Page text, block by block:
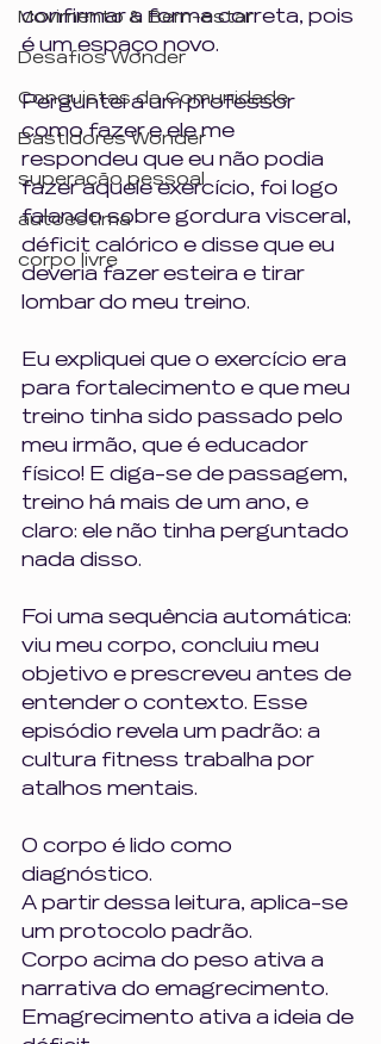
Movimento & Bem-estar
Desafios Wonder
Conquistas da Comunidade
Bastidores Wonder
superação pessoal
autoestima
corpo livre
confirmar a forma correta, pois
é um espaço novo.
Perguntei a um professor
como fazer e ele me
respondeu que eu não podia
fazer aquele exercício, foi logo
falando sobre gordura visceral,
déficit calórico e disse que eu
deveria fazer esteira e tirar
lombar do meu treino.
Eu expliquei que o exercício era
para fortalecimento e que meu
treino tinha sido passado pelo
meu irmão, que é educador
físico! E diga-se de passagem,
treino há mais de um ano, e
claro: ele não tinha perguntado
nada disso.
Foi uma sequência automática:
viu meu corpo, concluiu meu
objetivo e prescreveu antes de
entender o contexto. Esse
episódio revela um padrão: a
cultura fitness trabalha por
atalhos mentais.
O corpo é lido como
diagnóstico.
A partir dessa leitura, aplica-se
um protocolo padrão.
Corpo acima do peso ativa a
narrativa do emagrecimento.
Emagrecimento ativa a ideia de